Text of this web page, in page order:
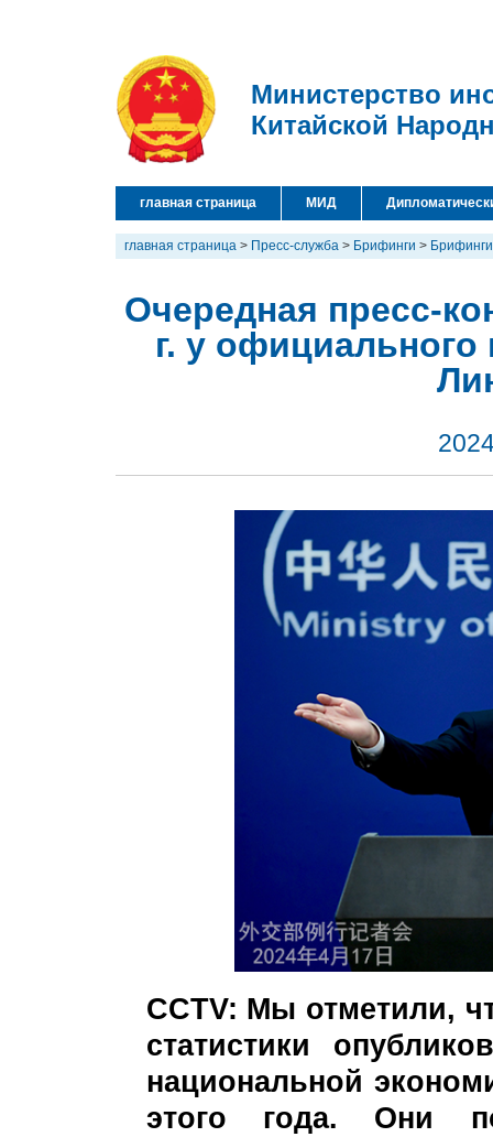
Министерство
Китайской
главная страница МИД
главная страница > Пресс-служба > Брифинги > Брифинги
Очередная пресс-
г. у
CCTV: Мы отметили,
статистики
национальной
этого года. Они